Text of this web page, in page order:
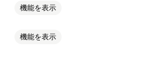
機能を表示
機能を表示